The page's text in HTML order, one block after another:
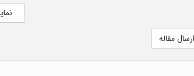
علوم جهان
ارسال مقاله